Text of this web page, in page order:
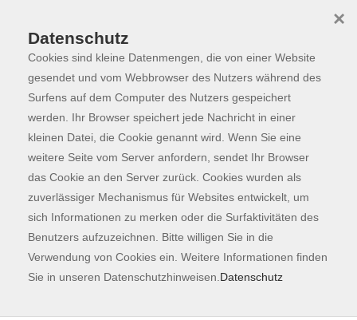
Skip to main content
Programm
Der Kurs konnte nicht gefunden werden.
Kontaktformular
Impressum
AGB
Datenschutzerklärung
Datenschutz
Cookies sind kleine Datenmengen, die von einer Website
gesendet und vom Webbrowser des Nutzers während des
Surfens auf dem Computer des Nutzers gespeichert
werden. Ihr Browser speichert jede Nachricht in einer
kleinen Datei, die Cookie genannt wird. Wenn Sie eine
weitere Seite vom Server anfordern, sendet Ihr Browser
das Cookie an den Server zurück. Cookies wurden als
zuverlässiger Mechanismus für Websites entwickelt, um
sich Informationen zu merken oder die Surfaktivitäten des
Benutzers aufzuzeichnen. Bitte willigen Sie in die
Verwendung von Cookies ein. Weitere Informationen finden
Sie in unseren Datenschutzhinweisen. Datenschutz
×